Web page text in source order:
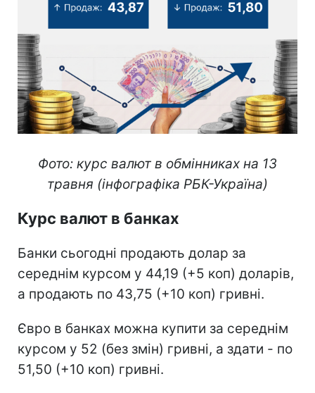
Фото: курс валют в обмінниках на 13
травня (інфографіка РБК-Україна)
Курс валют в банках
Банки сьогодні продають долар за
середнім курсом у 44,19 (+5 коп) доларів,
а продають по 43,75 (+10 коп) гривні.
Євро в банках можна купити за середнім
курсом у 52 (без змін) гривні, а здати - по
51,50 (+10 коп) гривні.